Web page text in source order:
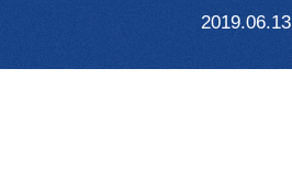
2019.06.13